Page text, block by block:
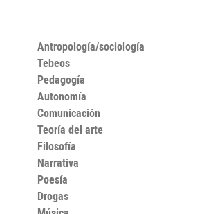
Antropología/sociología
Tebeos
Pedagogía
Autonomía
Comunicación
Teoría del arte
Filosofía
Narrativa
Poesía
Drogas